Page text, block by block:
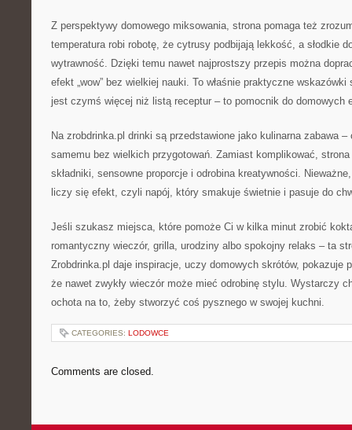
Z perspektywy domowego miksowania, strona pomaga też
temperatura robi robotę, że cytrusy podbijają lekkość, a słodkie
wytrawność. Dzięki temu nawet najprostszy przepis można
efekt „wow” bez wielkiej nauki. To właśnie praktyczne
jest czymś więcej niż listą receptur – to pomocnik do domowych
Na zrobdrinka.pl drinki są przedstawione jako kulinarna zabawa
samemu bez wielkich przygotowań. Zamiast komplikować,
składniki, sensowne proporcje i odrobina kreatywności.
liczy się efekt, czyli napój, który smakuje świetnie i pasuje do
Jeśli szukasz miejsca, które pomoże Ci w kilka minut zrobić
romantyczny wieczór, grilla, urodziny albo spokojny relaks – ta
Zrobdrinka.pl daje inspiracje, uczy domowych skrótów, pokazuje
że nawet zwykły wieczór może mieć odrobinę stylu. Wystarczy
ochota na to, żeby stworzyć coś pysznego w swojej kuchni.
CATEGORIES: LODOWCE
Comments are closed.